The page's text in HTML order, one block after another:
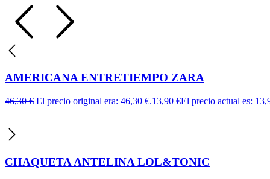
AMERICANA ENTRETIEMPO ZARA
46,30€ El precio original era: 46,30 €.13,90 €El precio actual es:
CHAQUETA ANTELINA LOL&TONIC